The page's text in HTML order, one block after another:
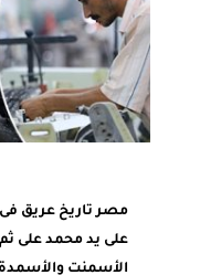
مصر تاريخ عريق
على يد محمد على
الأسمنت والأسمدة